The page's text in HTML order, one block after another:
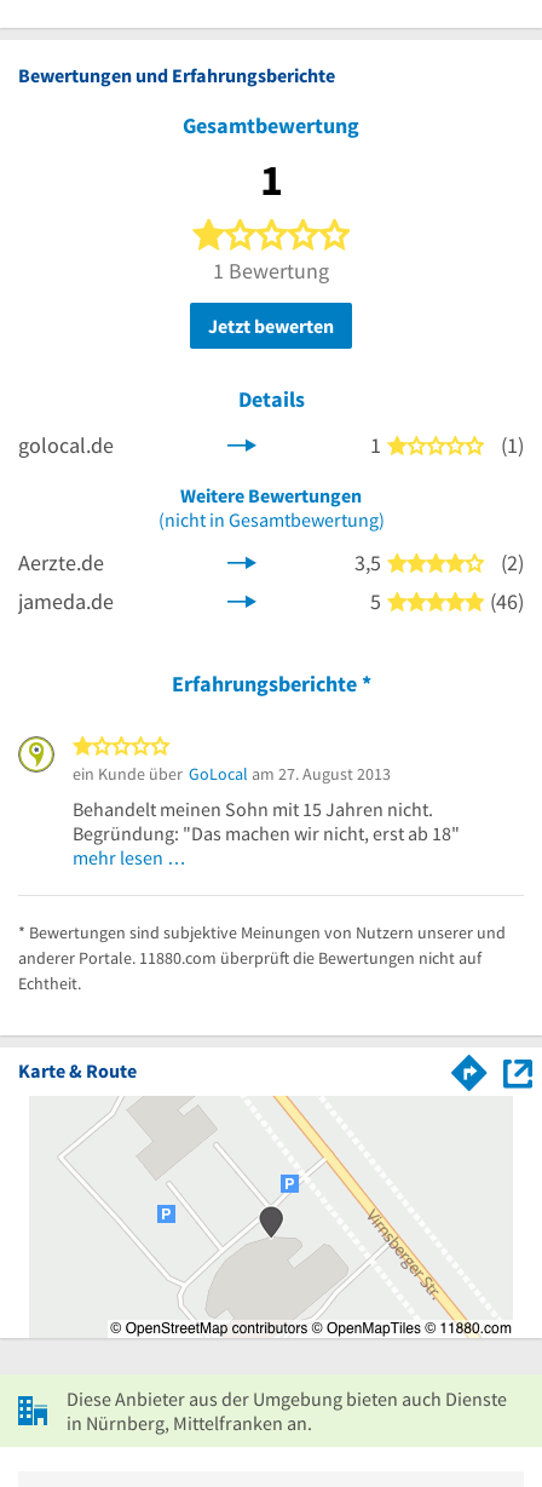
Bewertungen und Erfahrungsberichte
Gesamtbewertung
1
1 von 5 Sternen
1 Bewertung
Jetzt bewerten
Details
golocal.de
1 1 von
(1)
Weitere Bewertungen
(nicht in Gesamtbewertung)
Aerzte.de 3,5 4 von
(2)
jameda.de
5 5 von
(46)
Erfahrungsberichte*
ein Kunde über GoLocal am 27. August 2013
Behandelt meinen Sohn mit 15 Jahren nicht.
Begründung: "Das machen wir nicht, erst ab 18"
mehr lesen …
* Bewertungen sind subjektive Meinungen von Nutzern unserer und
anderer Portale. 11880.com überprüft die Bewertungen nicht auf
Echtheit.
Karte & Route
Diese Anbieter aus der Umgebung bieten auch Dienste
in Nürnberg, Mittelfranken an.